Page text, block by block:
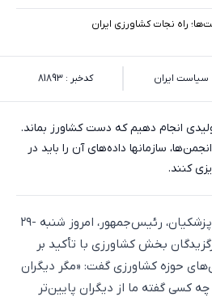
راه نجات کشاورزی ایران
سیاست ایران کدخبر : 81893
انجام دهیم که دست کشاورز بماند.
سازمانها داده‌های آن را باید در
کنند.
به گزارش اکوایران،‌ مسعود پزشکیان، رئیس‌جمهور، امروز شنبه -۲۹
بخش کشاورزی با تأکید بر
حوزه کشاورزی گفت: «مگر دیگران
کسی گفته ما از دیگران پایین‌تر